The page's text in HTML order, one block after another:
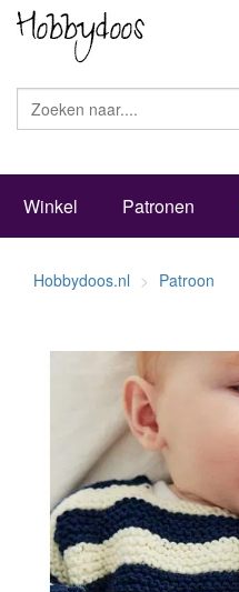
Winkel Patronen
Hobbydoos.nl Patroon